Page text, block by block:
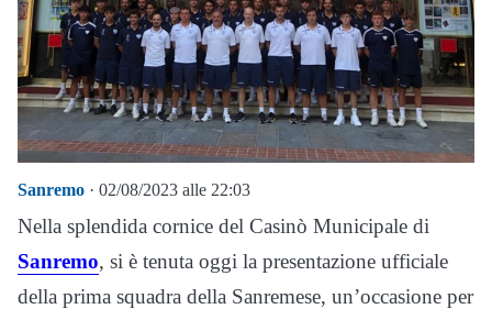
Sanremo · 02/08/2023 alle 22:03
Nella splendida cornice del Casinò Municipale di
Sanremo, si è tenuta oggi la presentazione ufficiale
della prima squadra della Sanremese, un’occasione per